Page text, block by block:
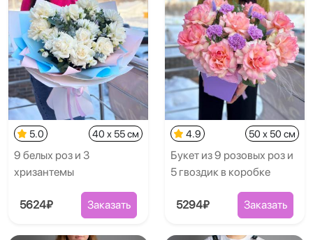
5.0 40 x 55 см
9 белых роз и 3
хризантемы
5624₽ Заказать
4.9 50 x 50 см
Букет из 9 розовых роз и
5 гвоздик в коробке
5294₽ Заказать